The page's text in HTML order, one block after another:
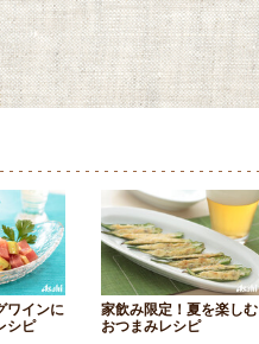
ワインに
シピ
家飲み限定！夏を楽しむ
おつまみレシピ